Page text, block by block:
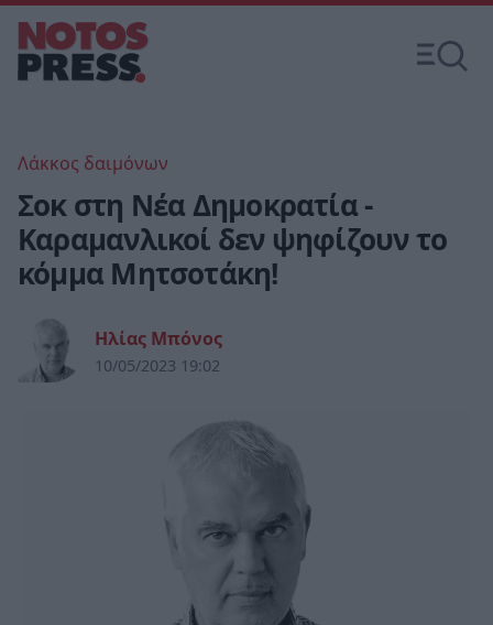
Λάκκος δαιμόνων
Σοκ στη Νέα Δημοκρατία -
Καραμανλικοί δεν ψηφίζουν το
κόμμα Μητσοτάκη!
Ηλίας Μπόνος
10/05/2023 19:02